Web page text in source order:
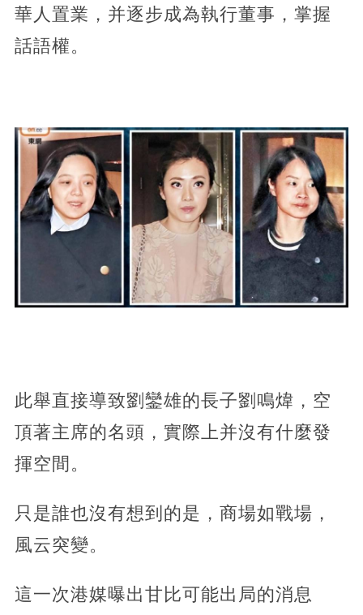
華人置業，并逐步成為執行董事，掌握
話語權。
此舉直接導致劉鑾雄的長子劉鳴煒，空
頂著主席的名頭，實際上并沒有什麼發
揮空間。
只是誰也沒有想到的是，商場如戰場，
風云突變。
這一次港媒曝出甘比可能出局的消息